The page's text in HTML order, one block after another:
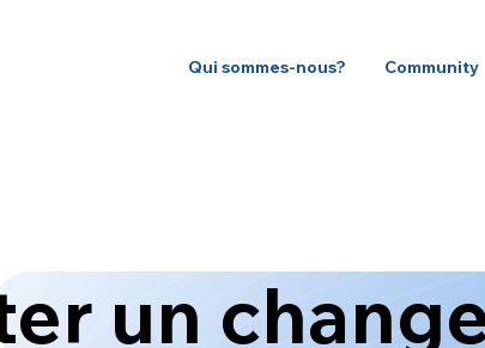
Qui sommes-nous? Community
un